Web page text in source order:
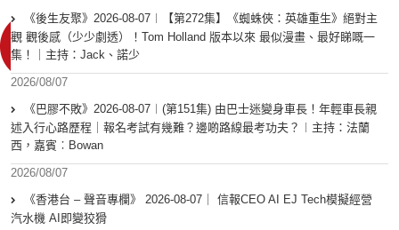
《後生友聚》2026-08-07︱【第272集】《蜘蛛俠：英雄重生》絕對主
觀 觀後感（少少劇透）！Tom Holland 版本以來 最似漫畫、最好睇嘅一
集！｜主持：Jack、諾少
2026/08/07
《巴膠不敗》2026-08-07︱(第151集) 由巴士迷變身車長！年輕車長親
述入行心路歷程｜報名考試有幾難？邊啲路線最考功夫？︱主持：法蘭
西，嘉賓︰Bowan
2026/08/07
《香港台 – 聲音專欄》 2026-08-07｜ 信報CEO AI EJ Tech模擬經營
汽水機 AI即變狡猾